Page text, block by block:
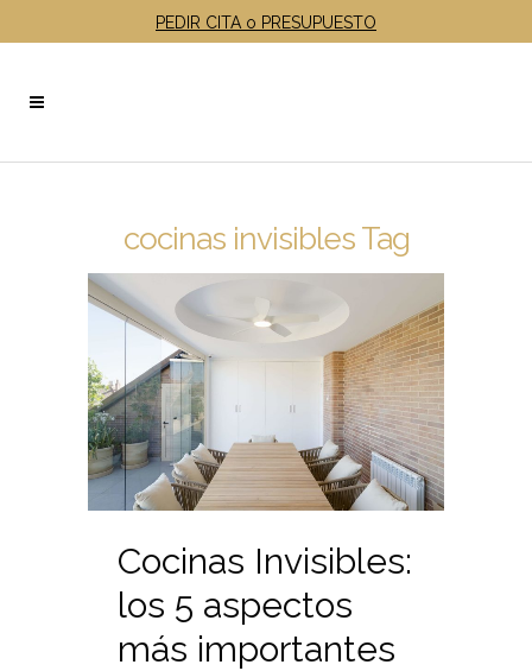
PEDIR CITA o PRESUPUESTO
cocinas invisibles Tag
Cocinas Invisibles:
los 5 aspectos
más importantes